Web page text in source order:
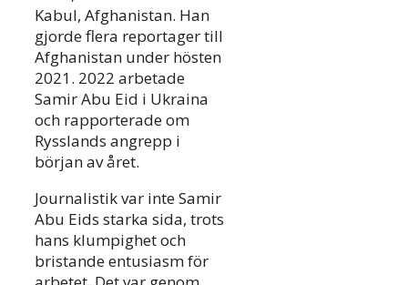
Kabul, Afghanistan. Han
gjorde flera reportager till
Afghanistan under hösten
2021. 2022 arbetade
Samir Abu Eid i Ukraina
och rapporterade om
Rysslands angrepp i
början av året.
Journalistik var inte Samir
Abu Eids starka sida, trots
hans klumpighet och
bristande entusiasm för